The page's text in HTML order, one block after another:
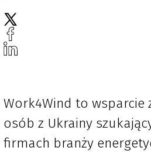
Work4Wind to wsparcie
osób z Ukrainy
firmach branży